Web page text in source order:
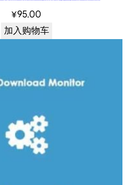
¥95.00
加入购物车